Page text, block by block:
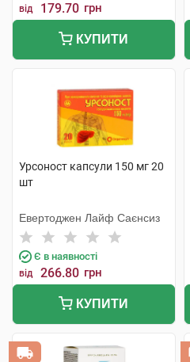
від 179.70 грн
КУПИТИ
Урсоност капсули 150 мг 20
шт
Евертоджен Лайф Саєнсиз
Є в наявності
від 266.80 грн
КУПИТИ